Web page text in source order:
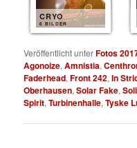
CRYO
6 BILDER
Veröffentlicht unterFotos
Agonoize,Amnistia,
Faderhead,Front 242,In
Oberhausen,Solar Fake,
Spirit,Turbinenhalle,Tyske